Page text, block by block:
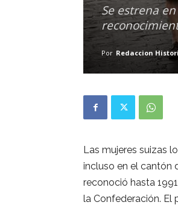
Se estrena
Por Redaccion
Las mujeres suizas
incluso en el cantón
reconoció hasta
la Confederación. El